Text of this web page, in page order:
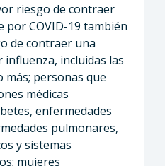
riesgo de contraer
por COVID-19 también
de contraer una
incluidas las
más; personas que
médicas
enfermedades
pulmonares,
y sistemas
mujeres